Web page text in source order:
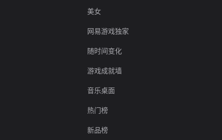
美女
网易游戏独家
随时间变化
游戏成就墙
音乐桌面
热门榜
新品榜